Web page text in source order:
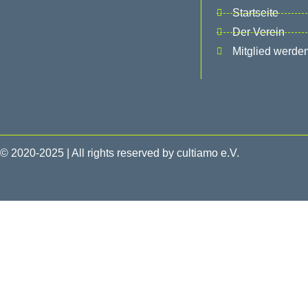
Startseite
Der Verein
Mitglied
© 2020-2025 | All rights reserved by cultiamo e.V.